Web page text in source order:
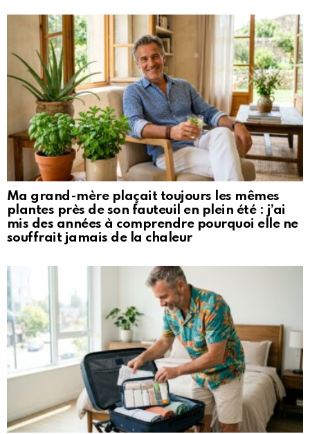
Ma grand-mère plaçait toujours les mêmes
plantes près de son fauteuil en plein été : j’ai
mis des années à comprendre pourquoi elle ne
souffrait jamais de la chaleur